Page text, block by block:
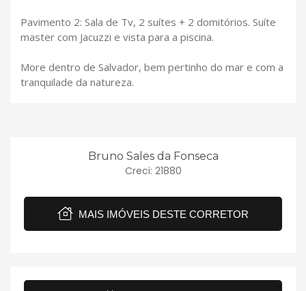
Pavimento 2: Sala de Tv, 2 suítes + 2 domitórios. Suíte
master com Jacuzzi e vista para a piscina.
More dentro de Salvador, bem pertinho do mar e com a
tranquilade da natureza.
Bruno Sales da Fonseca
Creci: 21880
MAIS IMÓVEIS DESTE CORRETOR